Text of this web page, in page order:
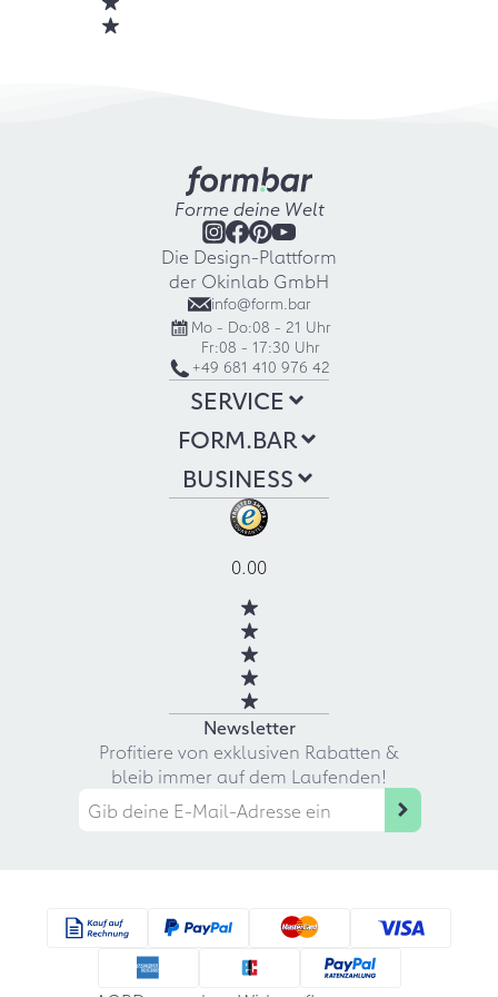
Forme deine Welt
Die Design-Plattform
der Okinlab GmbH
info@form.bar
Mo - Do:08 - 21 Uhr
Fr:08 - 17:30 Uhr
+49 681 410 976 42
SERVICE
FORM.BAR
BUSINESS
0.00
Newsletter
Profitiere von exklusiven Rabatten &
bleib immer auf dem Laufenden!